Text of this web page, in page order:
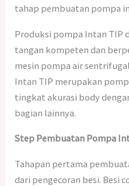
tahap pembuatan pompa
Produksi pompa Intan TIP
tangan kompeten dan
mesin pompa air
Intan TIP merupakan
tingkat akurasi body
bagian lainnya.
Step Pembuatan Pompa
Tahapan pertama
dari pengecoran besi. Besi